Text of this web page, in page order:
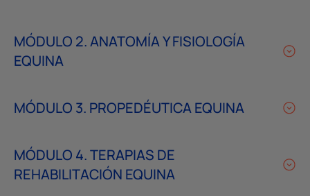
MÓDULO 2. ANATOMÍA Y FISIOLOGÍA
EQUINA
MÓDULO 3. PROPEDÉUTICA EQUINA
MÓDULO 4. TERAPIAS DE
REHABILITACIÓN EQUINA